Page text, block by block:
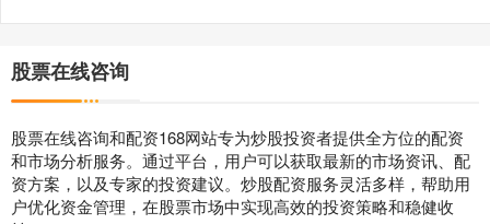
股票在线咨询
股票在线咨询和配资168网站专为炒股投资者提供全方位的配资
和市场分析服务。通过平台，用户可以获取最新的市场资讯、配
资方案，以及专家的投资建议。炒股配资服务灵活多样，帮助用
户优化资金管理，在股票市场中实现高效的投资策略和稳健收